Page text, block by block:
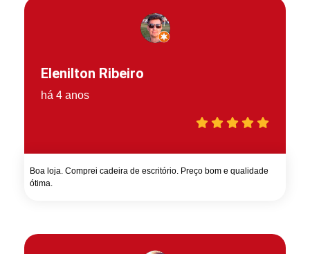
Elenilton Ribeiro
há 4 anos
Boa loja. Comprei cadeira de escritório. Preço bom e qualidade
ótima.